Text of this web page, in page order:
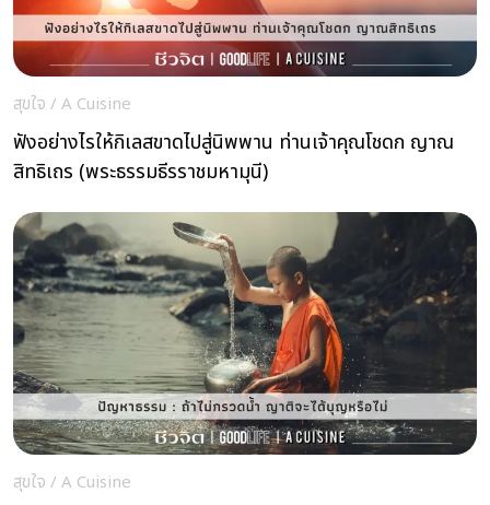
สุขใจ / A Cuisine
ฟังอย่างไรให้กิเลสขาดไปสู่นิพพาน ท่านเจ้าคุณโชดก ญาณ
สิทธิเถร (พระธรรมธีรราชมหามุนี)
สุขใจ / A Cuisine